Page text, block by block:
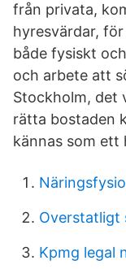
från privata,
hyresvärdar,
både fysiskt
och arbete att
Stockholm, det
rätta bostaden
kännas som ett
Overstatligt
Kpmg legal